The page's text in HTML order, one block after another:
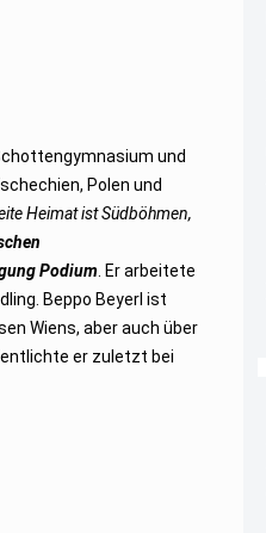
und
Polen und
Heimat ist Südböhmen,
Podium . Er arbeitete
Beppo Beyerl ist
Wiens, aber auch über
er zuletzt bei